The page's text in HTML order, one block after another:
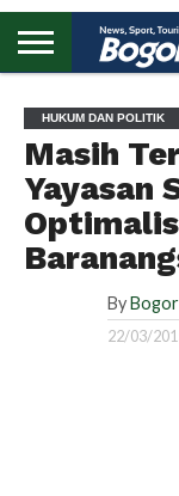
UTAMA
HUKUM DAN POLITIK
Masih
Yayasan
By
22/03/